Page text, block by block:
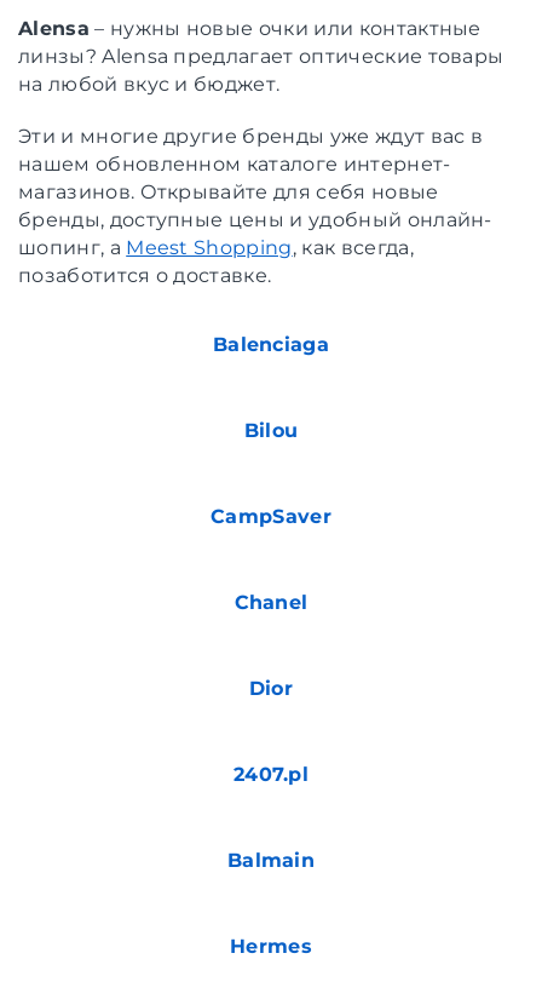
Alensa – нужны новые очки или контактные
линзы? Alensa предлагает оптические товары
на любой вкус и бюджет.
Эти и многие другие бренды уже ждут вас в
нашем обновленном каталоге интернет-
магазинов. Открывайте для себя новые
бренды, доступные цены и удобный онлайн-
шопинг, а Meest Shopping, как всегда,
позаботится о доставке.
Balenciaga
Bilou
CampSaver
Chanel
Dior
2407.pl
Balmain
Hermes